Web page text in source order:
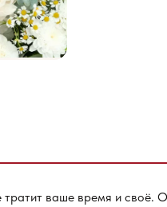
ваше время и своё.